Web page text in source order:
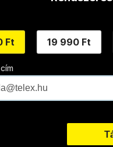
Ft 19 990 Ft